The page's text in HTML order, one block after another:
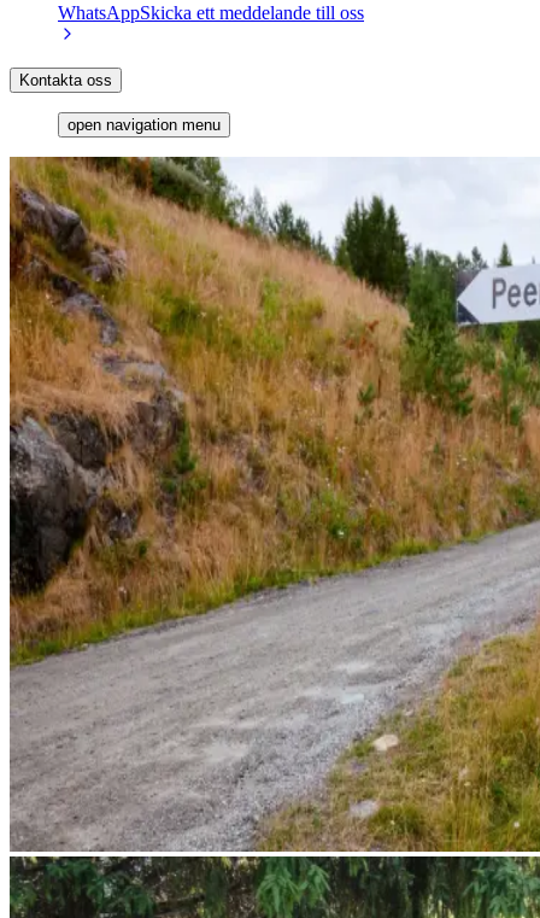
WhatsAppSkicka ett meddelande till oss
Kontakta oss
open navigation menu